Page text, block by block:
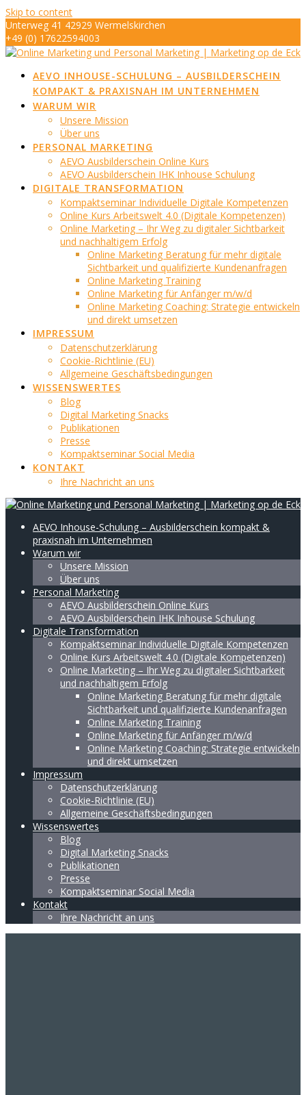
Skip to content
Unterweg 41 42929 Wermelskirchen
+49 (0) 17622594003
info@marketing-op-de-eck.de
AEVO INHOUSE-SCHULUNG – AUSBILDERSCHEIN
KOMPAKT & PRAXISNAH IM UNTERNEHMEN
WARUM WIR
Unsere Mission
Über uns
PERSONAL MARKETING
AEVO Ausbilderschein Online Kurs
AEVO Ausbilderschein IHK Inhouse Schulung
DIGITALE TRANSFORMATION
Kompaktseminar Individuelle Digitale Kompetenzen
Online Kurs Arbeitswelt 4.0 (Digitale Kompetenzen)
Online Marketing – Ihr Weg zu digitaler Sichtbarkeit
und nachhaltigem Erfolg
Online Marketing Beratung für mehr digitale
Sichtbarkeit und qualifizierte Kundenanfragen
Online Marketing Training
Online Marketing für Anfänger m/w/d
Online Marketing Coaching: Strategie entwickeln
und direkt umsetzen
IMPRESSUM
Datenschutzerklärung
Cookie-Richtlinie (EU)
Allgemeine Geschäftsbedingungen
WISSENSWERTES
Blog
Digital Marketing Snacks
Publikationen
Presse
Kompaktseminar Social Media
KONTAKT
Ihre Nachricht an uns
AEVO Inhouse-Schulung – Ausbilderschein kompakt &
praxisnah im Unternehmen
Warum wir
Unsere Mission
Über uns
Personal Marketing
AEVO Ausbilderschein Online Kurs
AEVO Ausbilderschein IHK Inhouse Schulung
Digitale Transformation
Kompaktseminar Individuelle Digitale Kompetenzen
Online Kurs Arbeitswelt 4.0 (Digitale Kompetenzen)
Online Marketing – Ihr Weg zu digitaler Sichtbarkeit
und nachhaltigem Erfolg
Online Marketing Beratung für mehr digitale
Sichtbarkeit und qualifizierte Kundenanfragen
Online Marketing Training
Online Marketing für Anfänger m/w/d
Online Marketing Coaching: Strategie entwickeln
und direkt umsetzen
Impressum
Datenschutzerklärung
Cookie-Richtlinie (EU)
Allgemeine Geschäftsbedingungen
Wissenswertes
Blog
Digital Marketing Snacks
Publikationen
Presse
Kompaktseminar Social Media
Kontakt
Ihre Nachricht an uns